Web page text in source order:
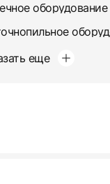
оборудование
еще